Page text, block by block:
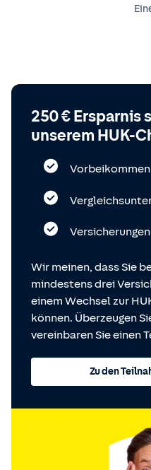
250 € Ersparnis
unserem HUK-
Vorbeikommen
Wir meinen, dass Sie
mindestens drei
einem Wechsel zur
können. Überzeugen
vereinbaren Sie einen
Zu den